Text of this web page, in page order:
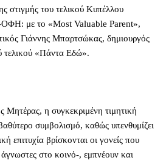
στιγμής του τελικού Κυπέλλου
με το «Most Valuable Parent»,
Γιάννης Μπαρτσώκας, δημιουργός
τελικού «Πάντα Εδώ».
Μητέρας, η συγκεκριμένη τιμητική
συμβολισμό, καθώς υπενθυμίζει
επιτυχία βρίσκονται οι γονείς που
στο κοινό-, εμπνέουν και